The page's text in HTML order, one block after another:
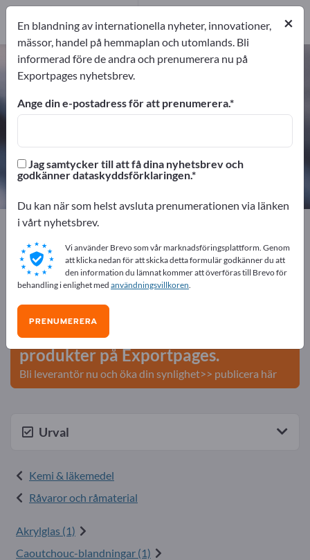
Plast – hitta tillverkare och
leverantörer
Distributörer
4
tjänsteleverantörer
1
Distributörer4
tjänsteleverantörer
Exportpages Kemi & läkemedel
Annonsera gratis på Exportpages!
Behov – Erbjudanden – Begagnade varor –
Affärskontakter >> börja här
Publicera ditt företag och dina
produkter på Exportpages.
Bli leverantör nu och öka din synlighet>> publicera här
Urval
Kemi & läkemedel
Råvaror och råmaterial
Akrylglas (1)
Caoutchouc-blandningar (1)
×
En blandning av internationella nyheter, innovationer,
mässor, handel på hemmaplan och utomlands. Bli
informerad före de andra och prenumerera nu på
Exportpages nyhetsbrev.
Ange din e-postadress för att prenumerera.
Jag samtycker till att få dina nyhetsbrev och
godkänner dataskyddsförklaringen.
Du kan när som helst avsluta prenumerationen via länken
i vårt nyhetsbrev.
Vi använder Brevo som vår marknadsföringsplattform. Genom
att klicka nedan för att skicka detta formulär godkänner du att
den information du lämnat kommer att överföras till Brevo för
behandling i enlighet med användningsvillkoren.
PRENUMERERA